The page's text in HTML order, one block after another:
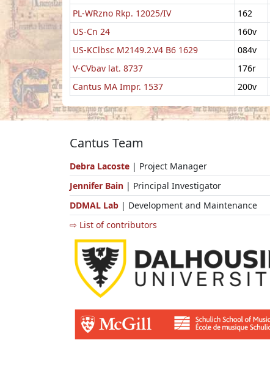
PL-WRzno Rkp. 12025/IV
162
US-Cn 24
160v
US-KClbsc M2149.2.V4 B6 1629
084v
V-CVbav lat. 8737
176r
Cantus MA Impr. 1537
200v
Cantus Team
Debra Lacoste | Project Manager
Jennifer Bain | Principal Investigator
DDMAL Lab | Development and Maintenance
⇨ List of contributors